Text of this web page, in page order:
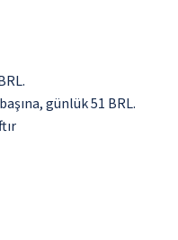
günlük 51 BRL.